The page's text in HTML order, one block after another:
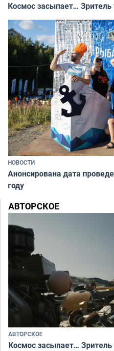
Космос засыпает…
НОВОСТИ
Анонсирована дата
году
АВТОРСКОЕ
АВТОРСКОЕ
Космос засыпает…